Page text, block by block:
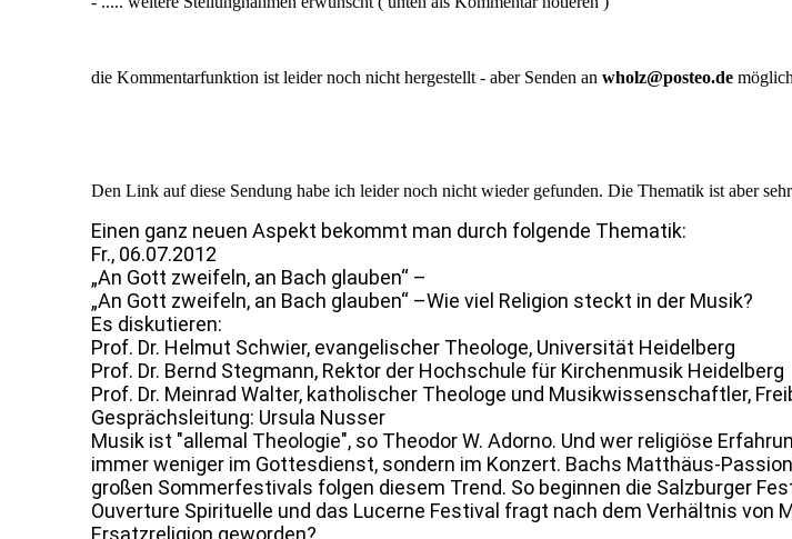
die Kommentarfunktion ist leider noch nicht hergestellt - aber Senden an wholz@posteo.de
Den Link auf diese Sendung habe ich leider noch nicht wieder gefunden. Die Thematik ist aber
Einen ganz neuen Aspekt bekommt man durch folgende Thematik:
Fr., 06.07.2012
„An Gott zweifeln, an Bach glauben“ –
„An Gott zweifeln, an Bach glauben“ –Wie viel Religion steckt in der Musik?
Es diskutieren:
Prof. Dr. Helmut Schwier, evangelischer Theologe, Universität Heidelberg
Prof. Dr. Bernd Stegmann, Rektor der Hochschule für Kirchenmusik Heidelberg
Prof. Dr. Meinrad Walter, katholischer Theologe und Musikwissenschaftler,
Gesprächsleitung: Ursula Nusser
Musik ist "allemal Theologie", so Theodor W. Adorno. Und wer religiöse
immer weniger im Gottesdienst, sondern im Konzert. Bachs Matthäus-
großen Sommerfestivals folgen diesem Trend. So beginnen die Salzburger
Ouverture Spirituelle und das Lucerne Festival fragt nach dem Verhältnis von
Ersatzreligion geworden?